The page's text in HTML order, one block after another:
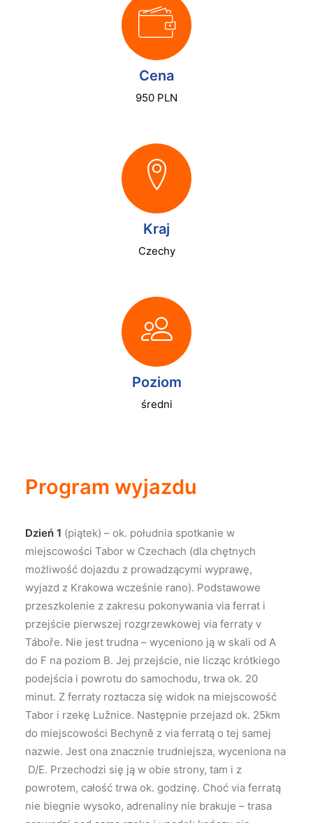
Cena
950 PLN
Kraj
Czechy
Poziom
średni
Program wyjazdu
Dzień 1 (piątek) – ok. południa spotkanie w
miejscowości Tabor w Czechach (dla chętnych
możliwość dojazdu z prowadzącymi wyprawę,
wyjazd z Krakowa wcześnie rano). Podstawowe
przeszkolenie z zakresu pokonywania via ferrat i
przejście pierwszej rozgrzewkowej via ferraty v
Táboře. Nie jest trudna – wyceniono ją w skali od A
do F na poziom B. Jej przejście, nie licząc krótkiego
podejścia i powrotu do samochodu, trwa ok. 20
minut. Z ferraty roztacza się widok na miejscowość
Tabor i rzekę Lužnice. Następnie przejazd ok. 25km
do miejscowości Bechyně z via ferratą o tej samej
nazwie. Jest ona znacznie trudniejsza, wyceniona na
D/E. Przechodzi się ją w obie strony, tam i z
powrotem, całość trwa ok. godzinę. Choć via ferratą
nie biegnie wysoko, adrenaliny nie brakuje – trasa